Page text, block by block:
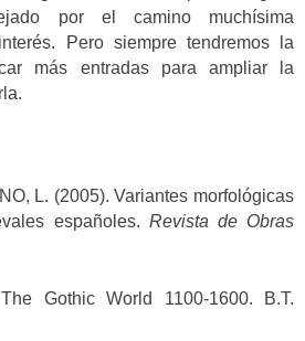
por el camino muchísima
Pero siempre tendremos la
más entradas para ampliar la
L. (2005). Variantes morfológicas
españoles. Revista de Obras
Gothic World 1100-1600. B.T.